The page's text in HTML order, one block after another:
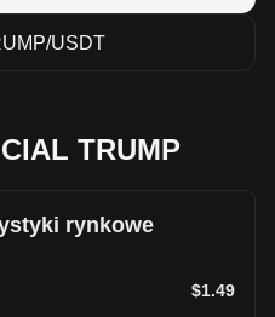
USDT
TRUMP
rynkowe
$1.49